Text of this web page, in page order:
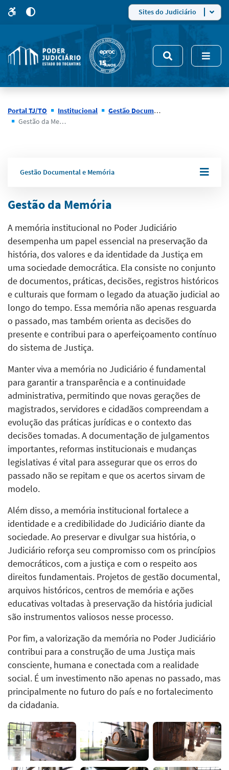
site
5
modo
de
alto
Sites do Judiciário
Portal TJ/TO Institucional
Gestão Documental e Memória
Gestão da Memória
Gestão Documental e Memória
Gestão da Memória
A memória institucional no Poder Judiciário
desempenha um papel essencial na preservação da
história, dos valores e da identidade da Justiça em
uma sociedade democrática. Ela consiste no conjunto
de documentos, práticas, decisões, registros históricos
e culturais que formam o legado da atuação judicial ao
longo do tempo. Essa memória não apenas resguarda
o passado, mas também orienta as decisões do
presente e contribui para o aperfeiçoamento contínuo
do sistema de Justiça.
Manter viva a memória no Judiciário é fundamental
para garantir a transparência e a continuidade
administrativa, permitindo que novas gerações de
magistrados, servidores e cidadãos compreendam a
evolução das práticas jurídicas e o contexto das
decisões tomadas. A documentação de julgamentos
importantes, reformas institucionais e mudanças
legislativas é vital para assegurar que os erros do
passado não se repitam e que os acertos sirvam de
modelo.
Além disso, a memória institucional fortalece a
identidade e a credibilidade do Judiciário diante da
sociedade. Ao preservar e divulgar sua história, o
Judiciário reforça seu compromisso com os princípios
democráticos, com a justiça e com o respeito aos
direitos fundamentais. Projetos de gestão documental,
arquivos históricos, centros de memória e ações
educativas voltadas à preservação da história judicial
são instrumentos valiosos nesse processo.
Por fim, a valorização da memória no Poder Judiciário
contribui para a construção de uma Justiça mais
consciente, humana e conectada com a realidade
social. É um investimento não apenas no passado, mas
principalmente no futuro do país e no fortalecimento
da cidadania.